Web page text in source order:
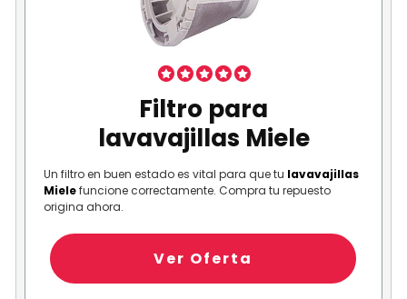
Filtro para
lavavajillas Miele
Un filtro en buen estado es vital para que tu lavavajillas
Mielefuncione correctamente. Compra tu repuesto
origina ahora.
Ver Oferta